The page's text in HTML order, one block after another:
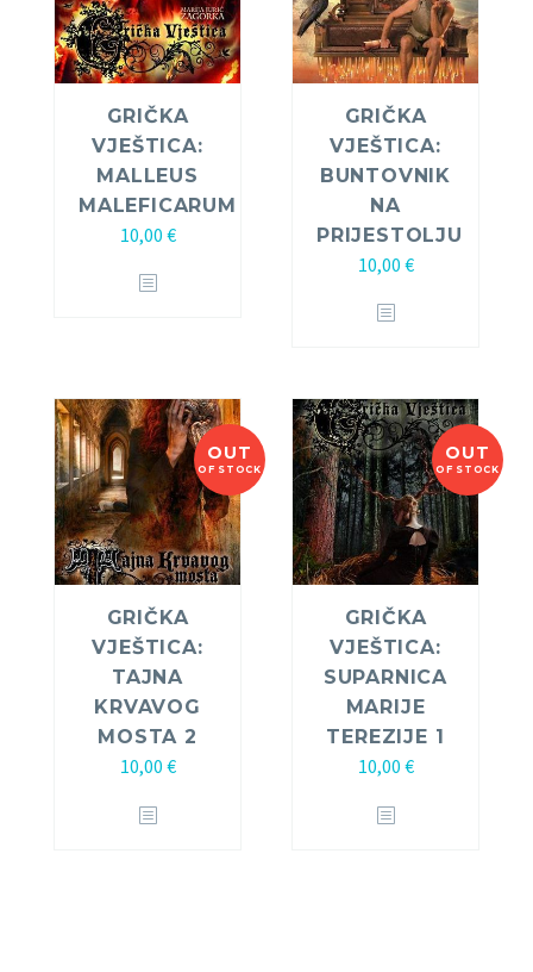
GRIČKA
VJEŠTICA:
MALLEUS
MALEFICARUM
10,00 €
GRIČKA
VJEŠTICA:
BUNTOVNIK
NA
PRIJESTOLJU
10,00 €
OUT
OF STOCK
GRIČKA
VJEŠTICA:
TAJNA
KRVAVOG
MOSTA 2
10,00 €
OUT
OF STOCK
GRIČKA
VJEŠTICA:
SUPARNICA
MARIJE
TEREZIJE 1
10,00 €